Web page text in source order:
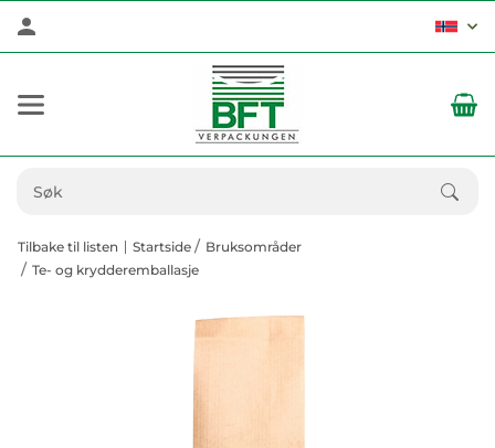
Tilbake til listen Startside
Bruksområder
Te- og krydderemballasje